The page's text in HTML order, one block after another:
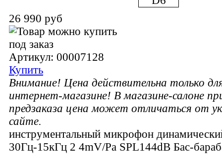
26 990 руб
Артикул: 00007128
Купить
Внимание! Цена действительна только
интернет-магазине! В магазине-салоне
предзаказа цена может отличаться от
сайте.
инструментальный микрофон
30Гц-15кГц 2 4mV/Pa SPL144dB Бас-